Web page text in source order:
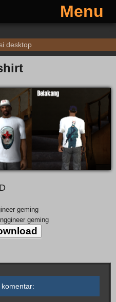
Menu
desktop
geming
geming